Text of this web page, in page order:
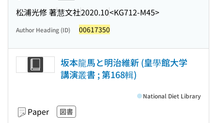
松浦光修 著慧文社2020.10<KG712-M45>
Author Heading (ID) 00617350
坂本龍馬と明治維新 (皇學館大学
講演叢書 ; 第168輯)
Paper 図書
National Diet Library